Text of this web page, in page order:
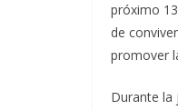
próximo
de
promover
Durante la